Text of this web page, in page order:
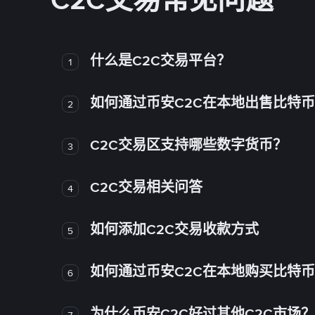
1 什么是C2C交易平台？
2 如何通过币安C2C在本地出售比特币
3 C2C交易区支持哪些数字货币？
4 C2C交易相关问答
5 如何添加C2C交易收款方式
6 如何通过币安C2C在本地购买比特币